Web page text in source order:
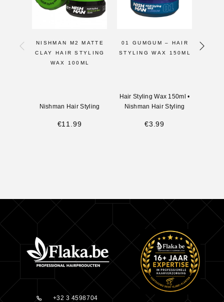
NISHMAN M2 MATTE
CLAY HAIR STYLING
WAX 100ML
Nishman Hair Styling
€11.99
01 GUMGUM – HAIR
STYLING WAX 150ML
Hair Styling Wax 150ml •
Nishman Hair Styling
€3.99
+32 3 4598704